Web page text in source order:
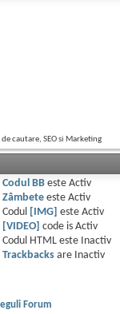
cautare, SEO si Marketing
Codul BBeste Activ
Zâmbeteeste Activ
Codul
[IMG] este Activ
[VIDEO] code is Activ
Codul HTML este
Inactiv
Trackbacksare
Inactiv
Forum